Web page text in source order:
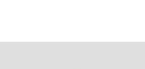
heeft meerdere variaties. Deze